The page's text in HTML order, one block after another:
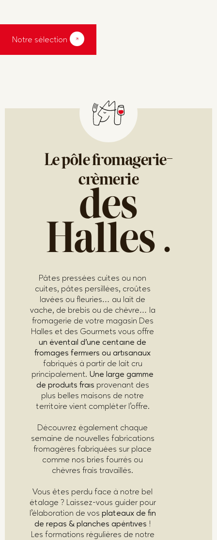
Notre sélection
Le pôle fromagerie-
crèmerie
des
Halles .
Pâtes pressées cuites ou non
cuites, pâtes persillées, croûtes
lavées ou fleuries… au lait de
vache, de brebis ou de chèvre… la
fromagerie de votre magasin Des
Halles et des Gourmets vous offre
un éventail d’une centaine de
fromages fermiers ou artisanaux
fabriqués à partir de lait cru
principalement. Une large gamme
de produits frais provenant des
plus belles maisons de notre
territoire vient compléter l’offre.
Découvrez également chaque
semaine de nouvelles fabrications
fromagères fabriquées sur place
comme nos bries fourrés ou
chèvres frais travaillés.
Vous êtes perdu face à notre bel
étalage ? Laissez-vous guider pour
l’élaboration de vos plateaux de fin
de repas & planches apéritives !
Les formations régulières de notre